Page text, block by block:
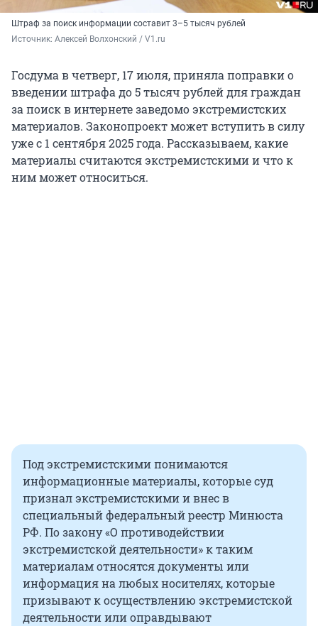
Штраф за поиск информации составит 3–5 тысяч рублей
Источник: Алексей Волхонский / V1.ru
Госдума в четверг, 17 июля, приняла поправки о
введении штрафа до 5 тысяч рублей для граждан
за поиск в интернете заведомо экстремистских
материалов. Законопроект может вступить в силу
уже с 1 сентября 2025 года. Рассказываем, какие
материалы считаются экстремистскими и что к
ним может относиться.
Под экстремистскими понимаются
информационные материалы, которые суд
признал экстремистскими и внес в
специальный федеральный реестр Минюста
РФ. По закону «О противодействии
экстремистской деятельности» к таким
материалам относятся документы или
информация на любых носителях, которые
призывают к осуществлению экстремистской
деятельности или оправдывают